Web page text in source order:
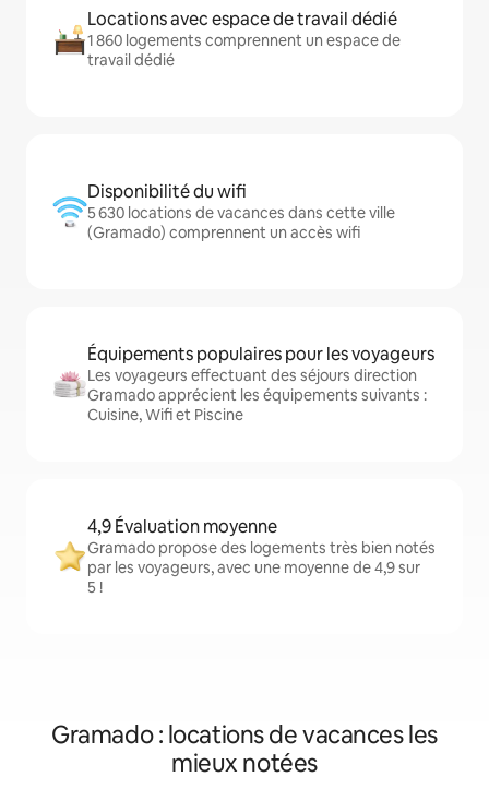
Locations avec espace de travail dédié
1 860 logements comprennent un espace de
travail dédié
Disponibilité du wifi
5 630 locations de vacances dans cette ville
(Gramado) comprennent un accès wifi
Équipements populaires pour les voyageurs
Les voyageurs effectuant des séjours direction
Gramado apprécient les équipements suivants :
Cuisine, Wifi et Piscine
4,9 Évaluation moyenne
Gramado propose des logements très bien notés
par les voyageurs, avec une moyenne de 4,9 sur
5 !
Gramado : locations de vacances les
mieux notées